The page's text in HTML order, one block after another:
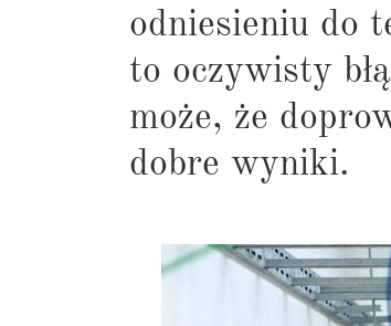
odniesieniu do
to oczywisty
może, że
dobre wyniki.